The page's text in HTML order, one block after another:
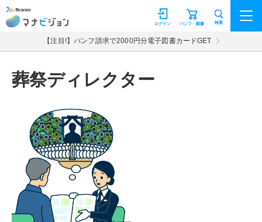
マナビジョン パンフ・願書
ログイン 検索
【注目!】パンフ請求で2000円分電子図書カードGET
葬祭ディレクター